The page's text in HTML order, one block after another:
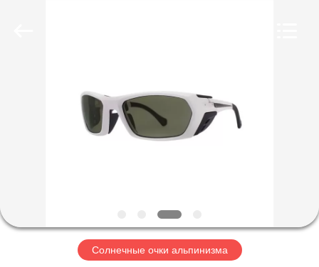
СТРАНИЦА
ПРОДУКТЫ
НАС
Солнечные очки альпинизма